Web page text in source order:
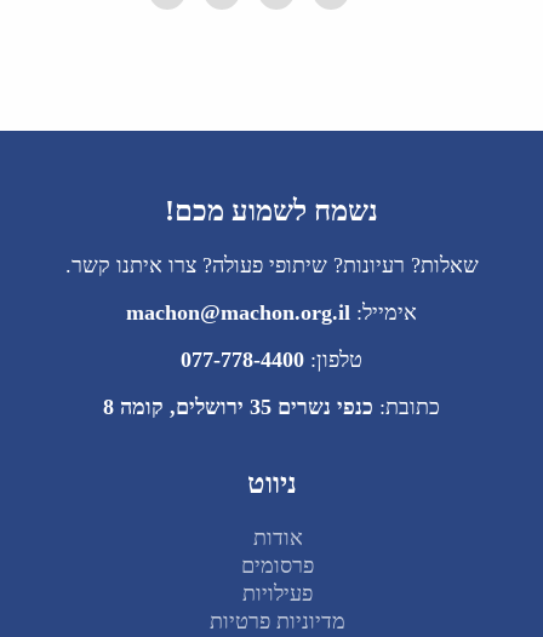
נשמח לשמוע מכם!
שאלות? רעיונות? שיתופי פעולה? צרו איתנו קשר.
אימייל: machon@machon.org.il
טלפון: 077-778-4400
כתובת: כנפי נשרים 35 ירושלים, קומה 8
ניווט
אודות
פרסומים
פעילויות
מדיוניות פרטיות